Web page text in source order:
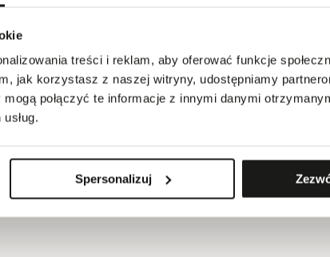
treści i reklam, aby oferować funkcje
jak korzystasz z naszej witryny, udostępniamy
połączyć te informacje z innymi danymi
Spersonalizuj